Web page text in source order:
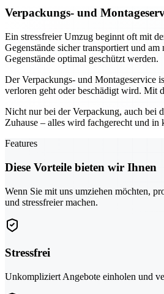
Verpackungs- und
Ein stressfreier Umzug beginnt oft mit
Gegenstände sicher transportiert und
Gegenstände optimal geschützt werden.
Der Verpackungs- und Montageservice
verloren geht oder beschädigt wird. Mit
Nicht nur bei der Verpackung, auch bei
Zuhause – alles wird fachgerecht und
Features
Diese Vorteile bieten wir Ihnen
Wenn Sie mit uns umziehen möchten,
und stressfreier machen.
Stressfrei
Unkompliziert Angebote einholen und